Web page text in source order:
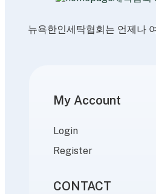
뉴욕한인세탁협회는 언제나
My Account
Login
Register
CONTACT